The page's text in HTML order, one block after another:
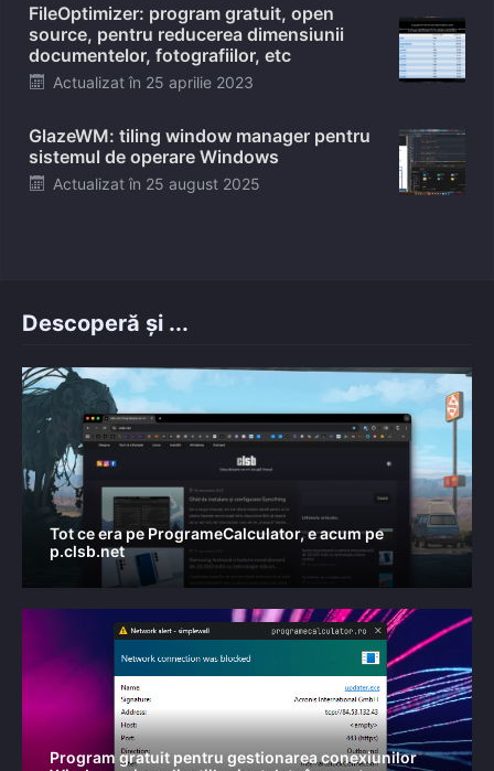
FileOptimizer: program gratuit, open
source, pentru reducerea dimensiunii
documentelor, fotografiilor, etc
Posted
Actualizat în 25 aprilie 2023
GlazeWM: tiling window manager pentru
sistemul de operare Windows
Posted
Actualizat în 25 august 2025
Descoperă și ...
Tot ce era pe ProgrameCalculator, e acum pe
p.clsb.net
Program gratuit pentru gestionarea conexiunilor